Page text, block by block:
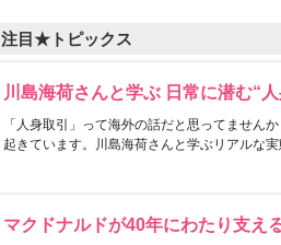
注目★トピックス
川島海荷さんと学ぶ 日常に潜む“
「人身取引」って海外の話だと思ってません
起きています。川島海荷さんと学ぶリアルな
マクドナルドが40年にわたり支え